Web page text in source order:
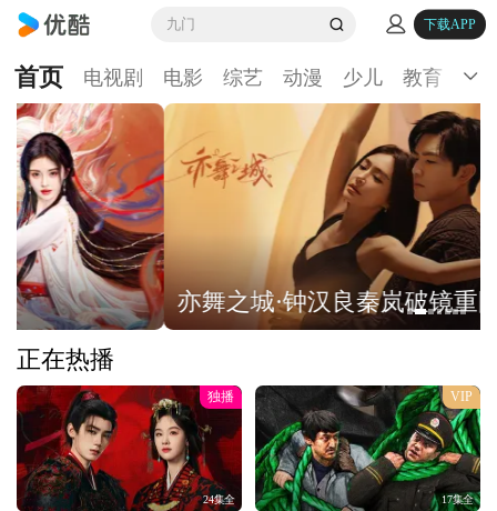
九门 下载APP
首页 电视剧 电影 综艺 动漫 少儿 教育 生
亦舞之城·钟汉良秦岚破镜重圆
正在热播
独播
24集全
VIP
17集全